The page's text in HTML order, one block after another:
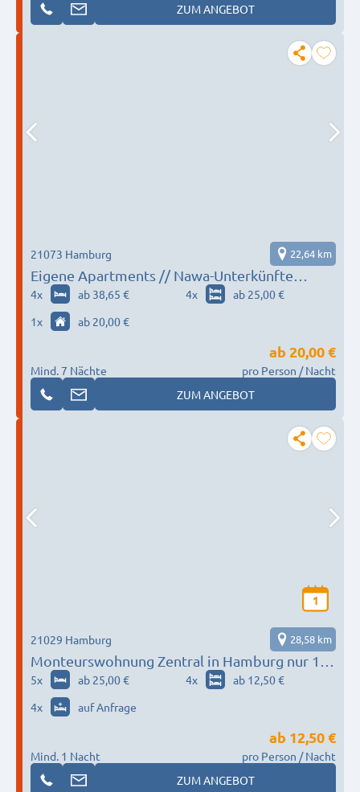
ZUM ANGEBOT
Eigene Apartments // Nawa-Unterkünfte
Hamburg-Harburg
21073 Hamburg 22,64 km
4x ab 38,65 € 4x
ab 25,00 €
1x ab 20,00 €
Mind. 7 Nächte
ab 20,00 €
pro Person / Nacht
ZUM ANGEBOT
1
Monteurswohnung Zentral in Hamburg nur 10
min in die Innenstadt
21029 Hamburg 28,58 km
5x ab 25,00 € 4x
ab 12,50 €
4x auf Anfrage
Mind. 1 Nacht
ab 12,50 €
pro Person / Nacht
ZUM ANGEBOT